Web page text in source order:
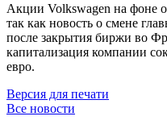
Акции Volkswagen на фоне
так как новость о смене
после закрытия биржи во
капитализация компании
евро.
Версия для печати
Все новости